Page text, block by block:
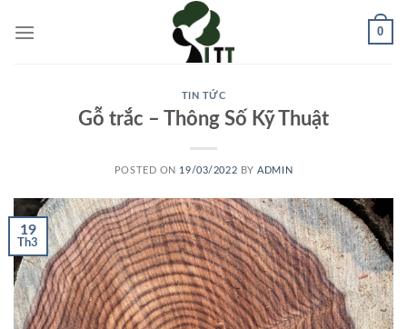
0
TIN TỨC
Gỗ trắc – Thông Số Kỹ Thuật
POSTED ON 19/03/2022 BYADMIN
19
Th3